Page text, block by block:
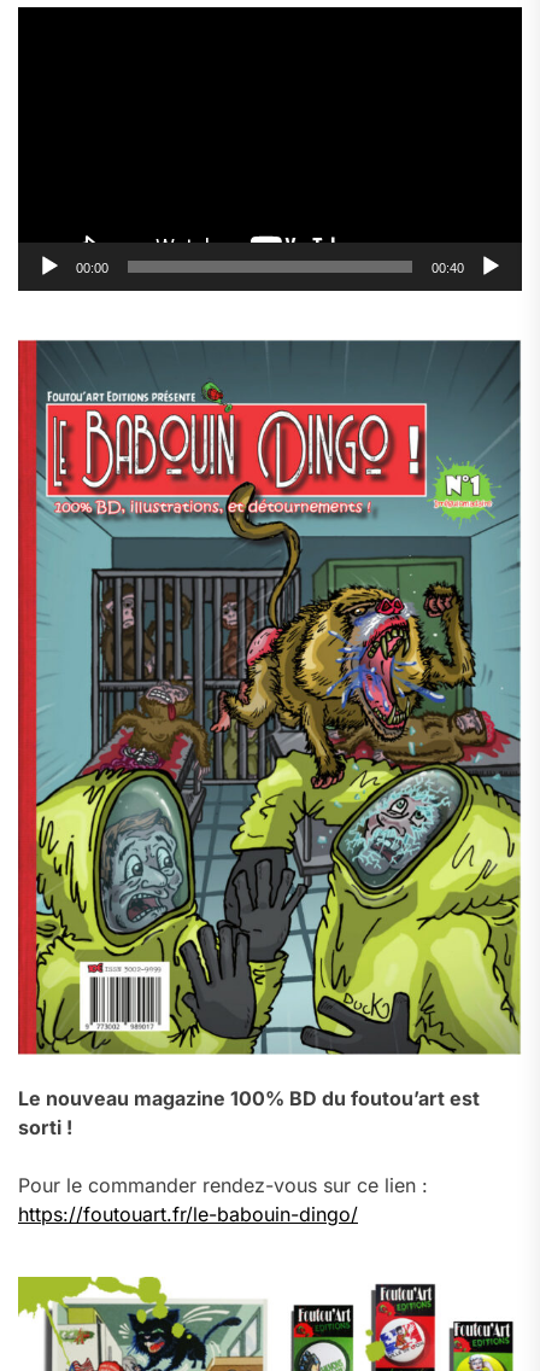
00:00 00:40
Le nouveau magazine 100% BD du foutou’art est
sorti !
Pour le commander rendez-vous sur ce lien :
https://foutouart.fr/le-babouin-dingo/